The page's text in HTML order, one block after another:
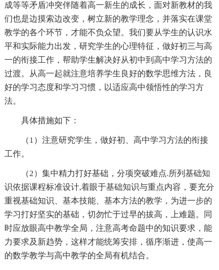
成等等矛盾冲突伴随着高一新生的成长，面对新教材的我
们也是边摸索边改变，树立新的教学理念，并落实在课堂
教学的各个环节，才能不负众望。我们要从学生的认识水
平和实际能力出发，研究学生的心理特征，做好初三与高
一的衔接工作，帮助学生解决好从初中到高中学习方法的
过渡。从高一起就注意培养学生良好的数学思维方法，良
好的学习态度和学习习惯，以适应高中领悟性的学习方
法。
具体措施如下：
（1）注意研究学生，做好初、高中学习方法的衔接
工作。
（2）集中精力打好基础，分项突破难点.所列基础知
识依据课程标准设计,着眼于基础知识与重点内容，要充分
重视基础知识、基本技能、基本方法的教学，为进一步的
学习打好坚实的基础，切勿忙于过早的拔高，上难题。同
时应放眼高中教学全局，注意高考命题中的知识要求，能
力要求及新趋势，这样才能统筹安排，循序渐进，使高一
的数学教学与高中教学的全局有机结合。